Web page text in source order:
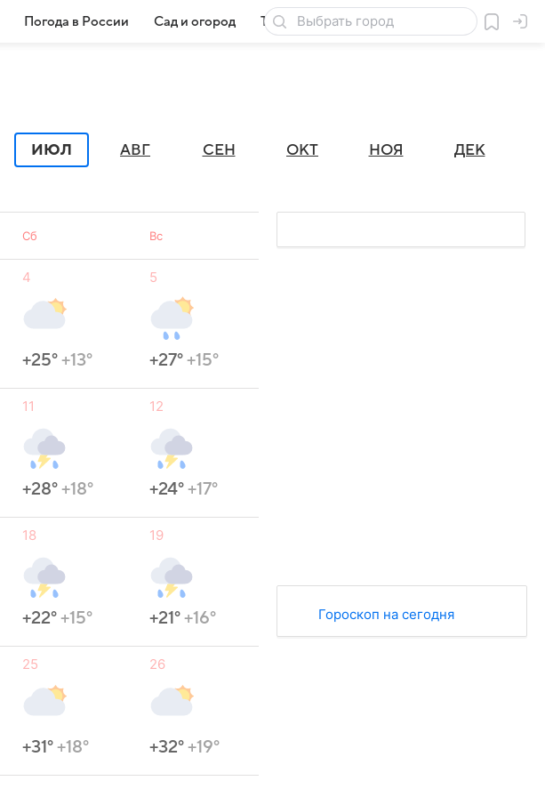
Погода в России Сад и огород Товары для дачи
ИЮЛ АВГ СЕН ОКТ НОЯ ДЕК
Сб Вс
4
+25°+13°
5
+27°+15°
11
+28°+18°
12
+24°+17°
18
+22°+15°
19
+21°+16°
25
+31°+18°
26
+32°+19°
Гороскоп на сегодня